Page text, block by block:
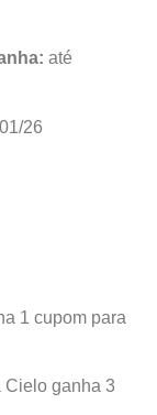
até
26
1 cupom para
Cielo ganha 3